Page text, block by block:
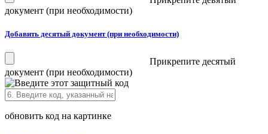
документ (при необходимости)
Добавить десятый документ (при необходимости)
Прикрепите десятый
документ (при необходимости)
обновить код на картинке